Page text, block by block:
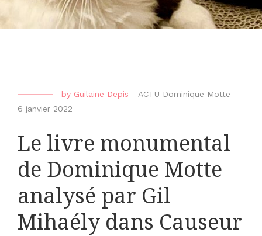
by Guilaine Depis - ACTU Dominique Motte -
6 janvier 2022
Le livre monumental
de Dominique Motte
analysé par Gil
Mihaély dans Causeur